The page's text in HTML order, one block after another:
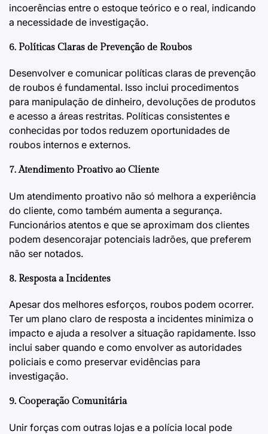
incoerências entre o estoque teórico e o real, indicando
a necessidade de investigação.
6. Políticas Claras de Prevenção de Roubos
Desenvolver e comunicar políticas claras de prevenção
de roubos é fundamental. Isso inclui procedimentos
para manipulação de dinheiro, devoluções de produtos
e acesso a áreas restritas. Políticas consistentes e
conhecidas por todos reduzem oportunidades de
roubos internos e externos.
7. Atendimento Proativo ao Cliente
Um atendimento proativo não só melhora a experiência
do cliente, como também aumenta a segurança.
Funcionários atentos e que se aproximam dos clientes
podem desencorajar potenciais ladrões, que preferem
não ser notados.
8. Resposta a Incidentes
Apesar dos melhores esforços, roubos podem ocorrer.
Ter um plano claro de resposta a incidentes minimiza o
impacto e ajuda a resolver a situação rapidamente. Isso
inclui saber quando e como envolver as autoridades
policiais e como preservar evidências para
investigação.
9. Cooperação Comunitária
Unir forças com outras lojas e a polícia local pode